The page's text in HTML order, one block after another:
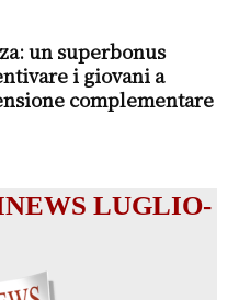
un superbonus
i giovani a
complementare
LUGLIO-